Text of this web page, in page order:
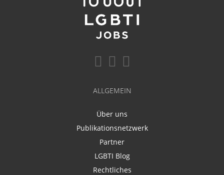
ALLGEMEIN
Über uns
Publikationsnetzwerk
Partner
LGBTI Blog
Rechtliches